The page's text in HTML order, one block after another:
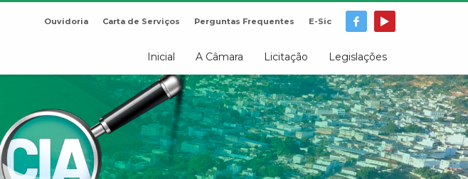
Ouvidoria Carta de Serviços Perguntas Frequentes E-Sic
Inicial A Câmara Licitação Legislações